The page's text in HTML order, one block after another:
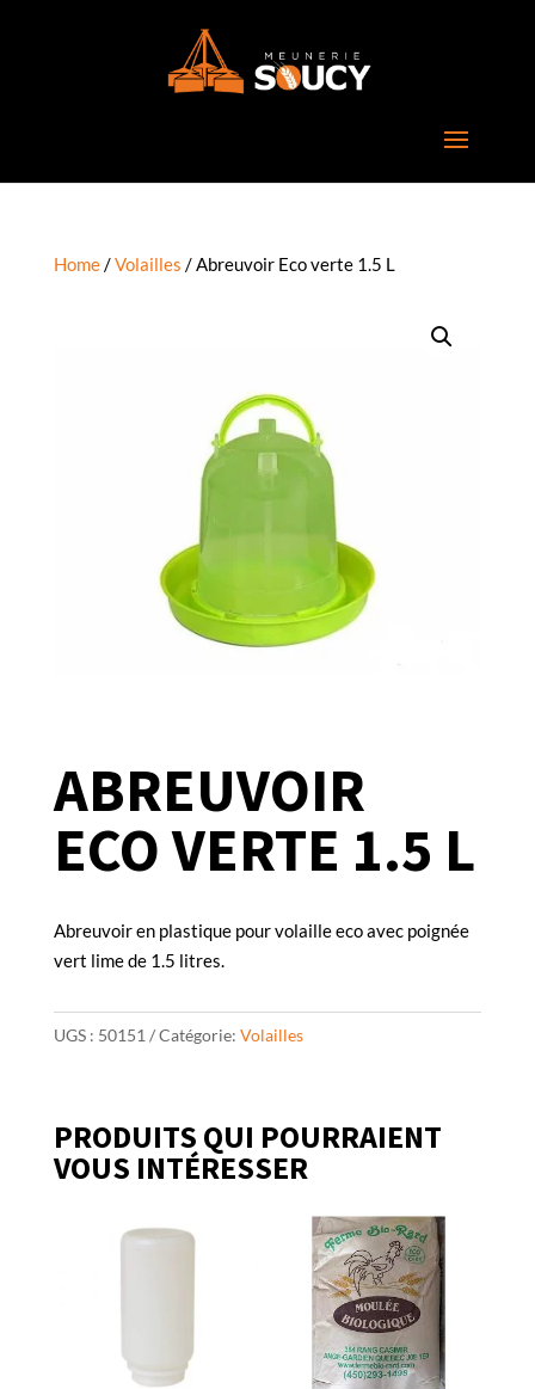
Home/Volailles / Abreuvoir Eco verte 1.5 L
ABREUVOIR
ECO VERTE 1.5 L
Abreuvoir en plastique pour volaille eco avec poignée
vert lime de 1.5 litres.
UGS : 50151 Catégorie: Volailles
PRODUITS QUI POURRAIENT
VOUS INTÉRESSER